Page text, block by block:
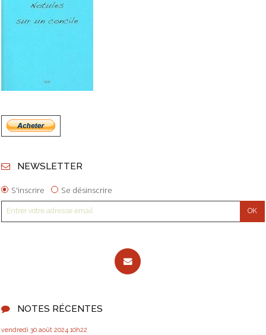
NEWSLETTER
S'inscrire Se désinscrire
NOTES RÉCENTES
vendredi 30 août 2024 10h22